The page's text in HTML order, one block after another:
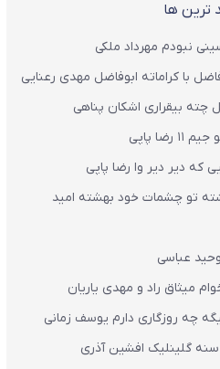
ترین ها
نبودم مهرداد ملکی
با کراماته ابوفاضل مهدی رعنایی
بیقراری اشکان پناهی
پاپی
که دیر دیر وا رضا پاپی
تو چشمات خود بهشته امید
عباسی
میثاق راد و مهدی یاریان
چه روزگاری دارم یوسف زمانی
سنه گلینلیک افشین آذری